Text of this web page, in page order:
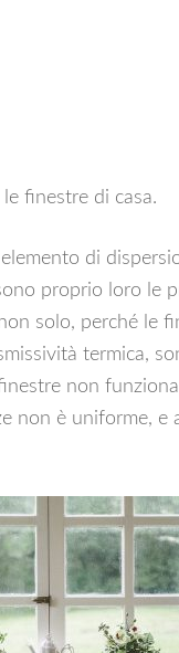
finestre di casa.
di
proprio loro le
solo, perché le
termica,
non
non è uniforme,